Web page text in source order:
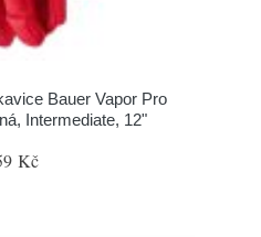
Bauer Vapor Pro
Intermediate, 12"
Kč